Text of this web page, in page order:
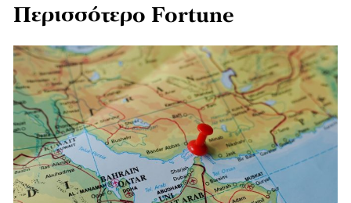
Περισσότερο Fortune